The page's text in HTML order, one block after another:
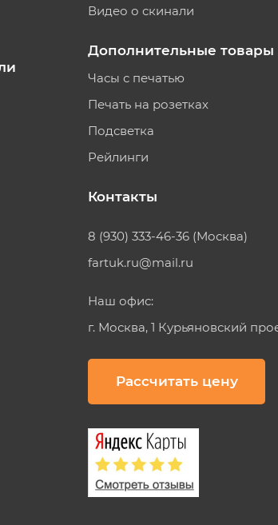
Видео о скинали
Дополнительные товары
Часы с печатью
Печать на розетках
Подсветка
Рейлинги
Контакты
8 (930) 333-46-36 (Москва)
fartuk.ru@mail.ru
Наш офис:
г. Москва, 1 Курьяновский
Рассчитать цену